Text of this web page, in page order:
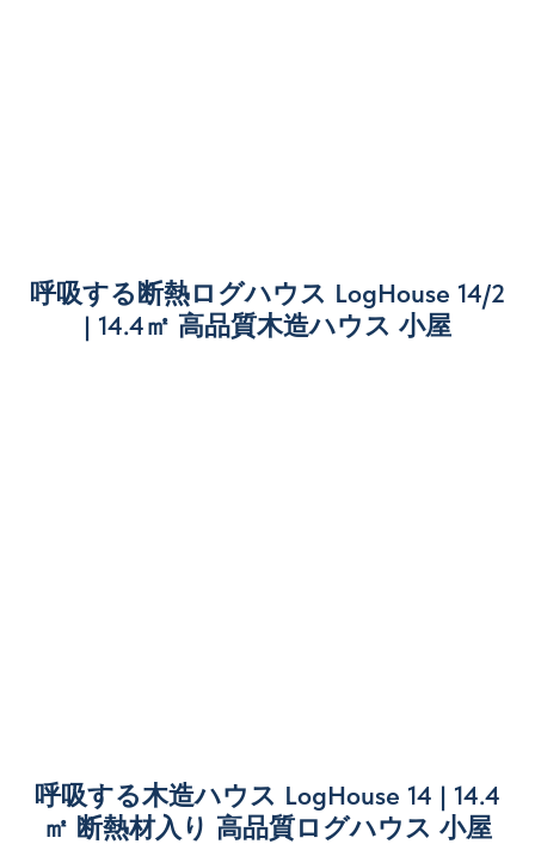
呼吸する断熱ログハウス LogHouse 14/2
| 14.4㎡ 高品質木造ハウス 小屋
呼吸する木造ハウス LogHouse 14 | 14.4
㎡ 断熱材入り 高品質ログハウス 小屋